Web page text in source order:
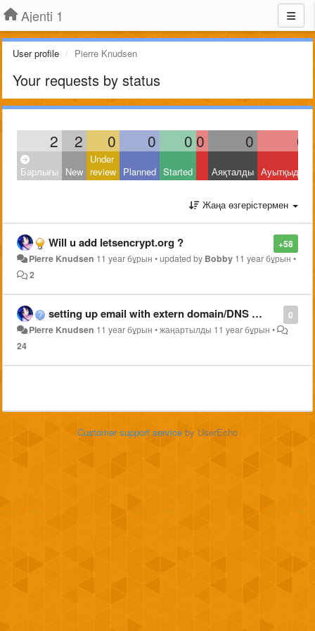
Ajenti 1
User profile Pierre Knudsen
Your requests by status
2 2 0 0 0 0 0 0
Барлығы New
Under
review Planned Started Аяқталды Ауытқыды
Жаңа өзгерістермен
+58
Will u add letsencrypt.org ?
Pierre Knudsen 11 year бұрын •updated by Bobby 11 year бұрын •
2
0
setting up email with extern domain/DNS host
Pierre Knudsen 11 year бұрын •жаңартылды 11 year бұрын •
24
Customer support service by UserEcho